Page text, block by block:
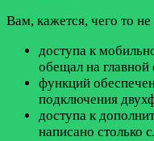
Вам, кажется, чего то
доступа к
обещал на главной
функций
подключения
доступа к
написано столько